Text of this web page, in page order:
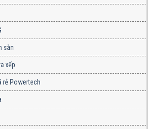
sàn
xếp
rẻ Powertech